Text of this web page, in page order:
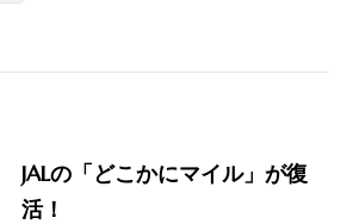
JALの「どこかにマイル」が復
活！